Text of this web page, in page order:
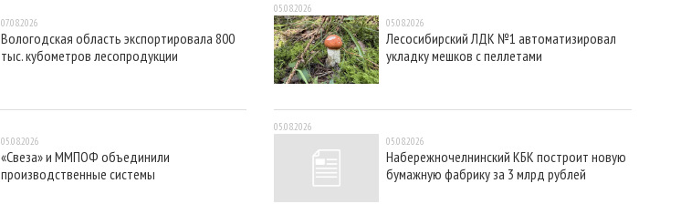
07.08.2026
Вологодская область экспортировала 800
тыс. кубометров лесопродукции
05.08.2026
«Свеза» и ММПОФ объединили
производственные системы
05.08.2026
05.08.2026
Лесосибирский ЛДК №1 автоматизировал
укладку мешков с пеллетами
05.08.2026
05.08.2026
Набережночелнинский КБК построит новую
бумажную фабрику за 3 млрд рублей